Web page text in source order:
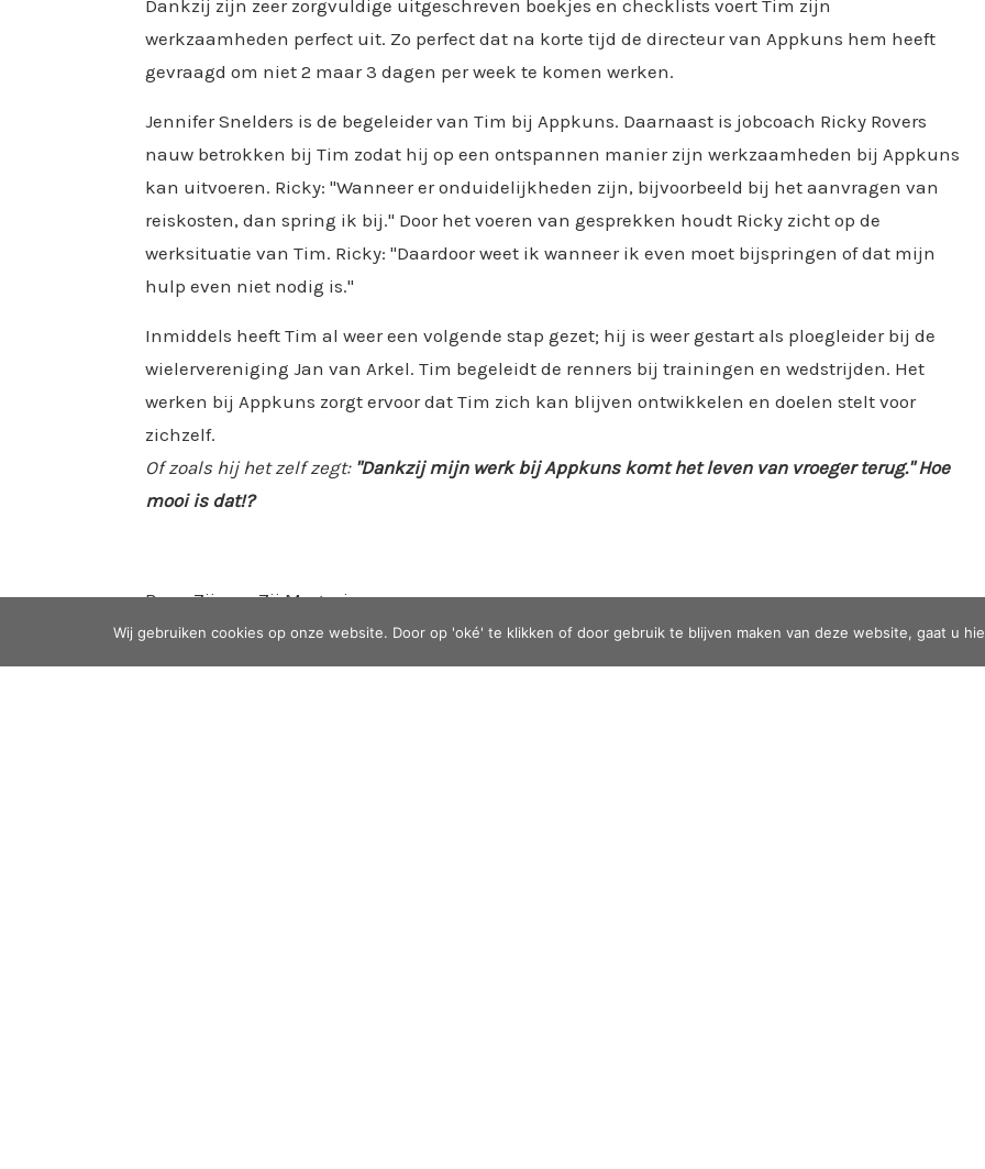
Dankzij zijn zeer zorgvuldige uitgeschreven boekjes en checklists voert Tim zijn
werkzaamheden perfect uit. Zo perfect dat na korte tijd de directeur van Appkuns hem heeft
gevraagd om niet 2 maar 3 dagen per week te komen werken.
Jennifer Snelders is de begeleider van Tim bij Appkuns. Daarnaast is jobcoach Ricky Rovers
nauw betrokken bij Tim zodat hij op een ontspannen manier zijn werkzaamheden bij Appkuns
kan uitvoeren. Ricky: "Wanneer er onduidelijkheden zijn, bijvoorbeeld bij het aanvragen van
reiskosten, dan spring ik bij." Door het voeren van gesprekken houdt Ricky zicht op de
werksituatie van Tim. Ricky: "Daardoor weet ik wanneer ik even moet bijspringen of dat mijn
hulp even niet nodig is."
Inmiddels heeft Tim al weer een volgende stap gezet; hij is weer gestart als ploegleider bij de
wielervereniging Jan van Arkel. Tim begeleidt de renners bij trainingen en wedstrijden. Het
werken bij Appkuns zorgt ervoor dat Tim zich kan blijven ontwikkelen en doelen stelt voor
zichzelf.
Of zoals hij het zelf zegt:"Dankzij mijn werk bij Appkuns komt het leven van vroeger terug." Hoe
mooi is dat!?
Bron: Zij aan Zij Magazine
Auteur: Petra Roemer
Fotografie: Wim Muijs
Wij gebruiken cookies op onze website. Door op 'oké' te klikken of door gebruik te blijven maken van deze website, gaat u